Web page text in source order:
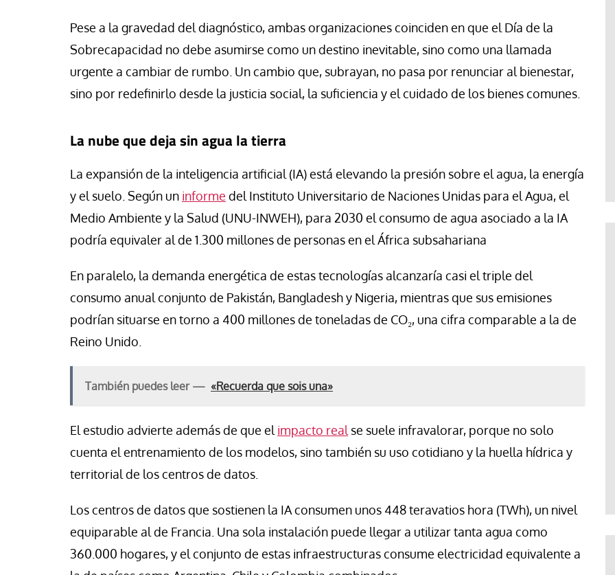
Pese a la gravedad del diagnóstico, ambas organizaciones coinciden en que el Día de la
Sobrecapacidad no debe asumirse como un destino inevitable, sino como una llamada
urgente a cambiar de rumbo. Un cambio que, subrayan, no pasa por renunciar al bienestar,
sino por redefinirlo desde la justicia social, la suficiencia y el cuidado de los bienes comunes.
La nube que deja sin agua la tierra
La expansión de la inteligencia artificial (IA) está elevando la presión sobre el agua, la energía
y el suelo. Según un informe del Instituto Universitario de Naciones Unidas para el Agua, el
Medio Ambiente y la Salud (UNU-INWEH), para 2030 el consumo de agua asociado a la IA
podría equivaler al de 1.300 millones de personas en el África subsahariana
En paralelo, la demanda energética de estas tecnologías alcanzaría casi el triple del
consumo anual conjunto de Pakistán, Bangladesh y Nigeria, mientras que sus emisiones
podrían situarse en torno a 400 millones de toneladas de CO₂, una cifra comparable a la de
Reino Unido.
También puedes leer — «Recuerda que sois una»
El estudio advierte además de que el impacto real se suele infravalorar, porque no solo
cuenta el entrenamiento de los modelos, sino también su uso cotidiano y la huella hídrica y
territorial de los centros de datos.
Los centros de datos que sostienen la IA consumen unos 448 teravatios hora (TWh), un nivel
equiparable al de Francia. Una sola instalación puede llegar a utilizar tanta agua como
360.000 hogares, y el conjunto de estas infraestructuras consume electricidad equivalente a